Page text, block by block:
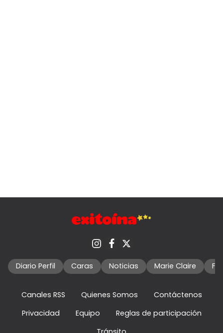
Diario Perfil Caras Noticias Marie Claire
Canales RSS Quienes Somos
Contáctenos
Privacidad
Equipo
Reglas de participación